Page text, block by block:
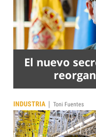
El nuevo
INDUSTRIA | Toni Fuentes